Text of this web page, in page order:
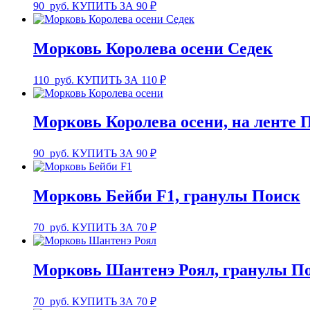
90 руб. КУПИТЬ ЗА 90 ₽
Морковь Королева осени Седек
110 руб. КУПИТЬ ЗА 110 ₽
Морковь Королева осени, на ленте
90 руб. КУПИТЬ ЗА 90 ₽
Морковь Бейби F1, гранулы Поиск
70 руб. КУПИТЬ ЗА 70 ₽
Морковь Шантенэ Роял, гранулы
70 руб. КУПИТЬ ЗА 70 ₽